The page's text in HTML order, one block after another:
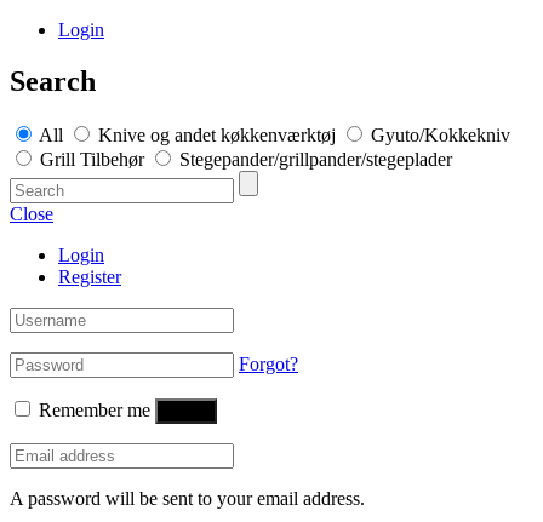
Login
Search
All Knive og andet køkkenværktøj
Gyuto/Kokkekniv
Grill Tilbehør
Stegepander/grillpander/stegeplader
Close
Login
Register
Forgot?
Remember me
A password will be sent to your email address.